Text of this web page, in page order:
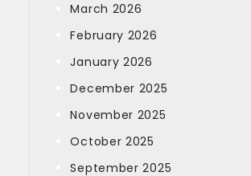
March 2026
February 2026
January 2026
December 2025
November 2025
October 2025
September 2025